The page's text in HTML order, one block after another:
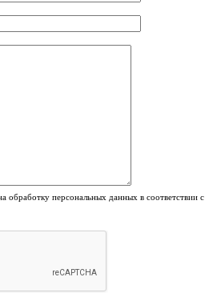
обработку персональных данных в соответствии с